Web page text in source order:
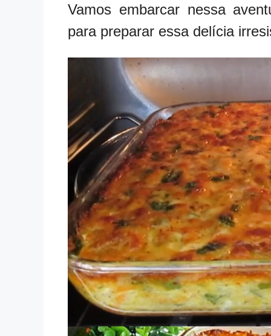
Vamos embarcar nessa
para preparar essa delícia